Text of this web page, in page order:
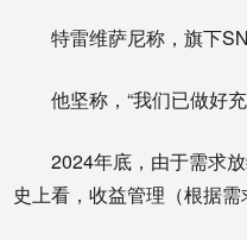
特雷维萨尼称，旗下
他坚称，“我们已做好
2024年底，由于需求
史上看，收益管理（根据